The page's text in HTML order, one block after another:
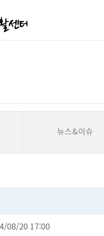
뉴스&이슈
08/20 17:00